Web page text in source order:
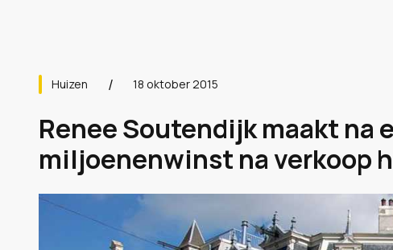
Huizen 18 oktober 2015
Renee Soutendijk maakt
miljoenenwinst na verkoop